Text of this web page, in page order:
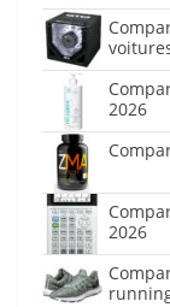
2026
2026